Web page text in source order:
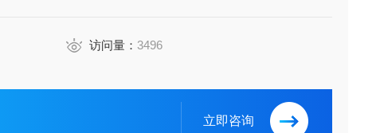
访问量： 3496
立即咨询